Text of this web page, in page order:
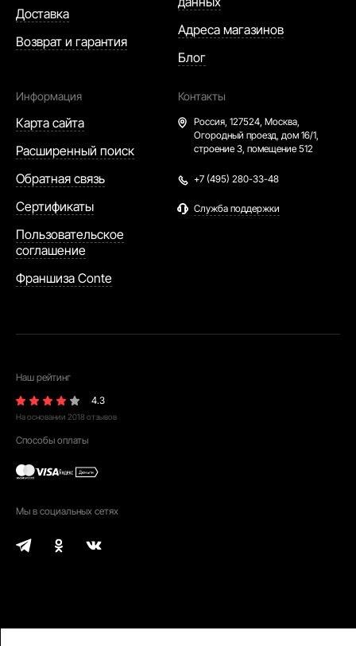
Доставка
Возврат и гарантия
Адреса магазинов
Блог
Информация
Карта сайта
Расширенный поиск
Обратная связь
Сертификаты
Пользовательское
соглашение
Франшиза Conte
Контакты
Россия, 127524, Москва,
Огородный проезд, дом 16/1,
строение 3, помещение 512
+7 (495) 280-33-48
Служба поддержки
Наш рейтинг
4.3
На основании 2018 отзывов
Способы оплаты
Мы в социальных сетях